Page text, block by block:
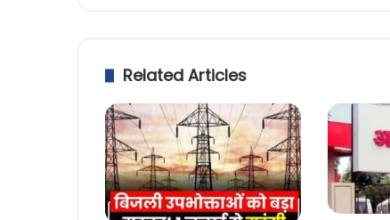
Related Articles